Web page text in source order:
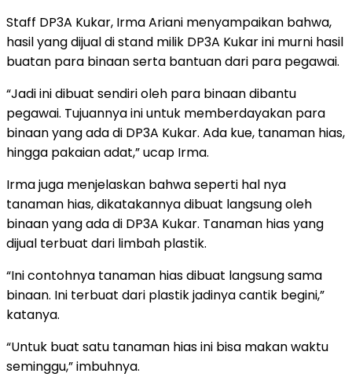
Staff DP3A Kukar, Irma Ariani menyampaikan bahwa,
hasil yang dijual di stand milik DP3A Kukar ini murni hasil
buatan para binaan serta bantuan dari para pegawai.
“Jadi ini dibuat sendiri oleh para binaan dibantu
pegawai. Tujuannya ini untuk memberdayakan para
binaan yang ada di DP3A Kukar. Ada kue, tanaman hias,
hingga pakaian adat,” ucap Irma.
Irma juga menjelaskan bahwa seperti hal nya
tanaman hias, dikatakannya dibuat langsung oleh
binaan yang ada di DP3A Kukar. Tanaman hias yang
dijual terbuat dari limbah plastik.
“Ini contohnya tanaman hias dibuat langsung sama
binaan. Ini terbuat dari plastik jadinya cantik begini,”
katanya.
“Untuk buat satu tanaman hias ini bisa makan waktu
seminggu,” imbuhnya.